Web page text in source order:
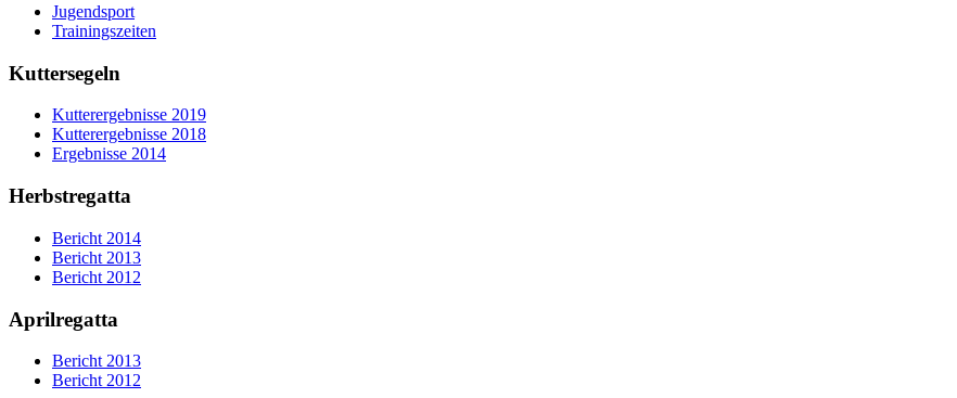
Jugendsport
Trainingszeiten
Kuttersegeln
Kutterergebnisse 2019
Kutterergebnisse 2018
Ergebnisse 2014
Herbstregatta
Bericht 2014
Bericht 2013
Bericht 2012
Aprilregatta
Bericht 2013
Bericht 2012